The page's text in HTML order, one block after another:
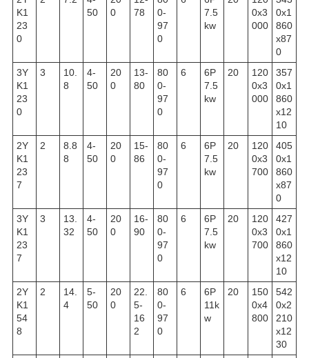
K1
23
0
50
0
78
0-
97
0
7.5
kw
0x3
000
0x1
860
x87
0
3Y
K1
23
0
3
10.
8
4-
50
20
0
13-
80
80
0-
97
0
6
6P
7.5
kw
20
120
0x3
000
357
0x1
860
x12
10
2Y
K1
23
7
2
8.8
8
4-
50
20
0
15-
86
80
0-
97
0
6
6P
7.5
kw
20
120
0x3
700
405
0x1
860
x87
0
3Y
K1
23
7
3
13.
32
4-
50
20
0
16-
90
80
0-
97
0
6
6P
7.5
kw
20
120
0x3
700
427
0x1
860
x12
10
2Y
K1
54
8
2
14.
4
5-
50
20
0
22.
5-
16
2
80
0-
97
0
6
6P
11k
w
20
150
0x4
800
542
0x2
210
x12
30